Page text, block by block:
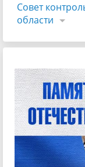
Совет
области